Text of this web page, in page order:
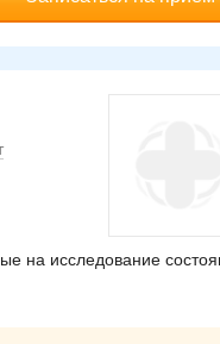
на исследование